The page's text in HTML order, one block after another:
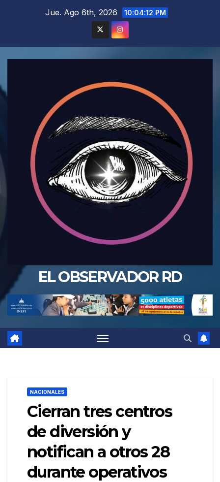
Jue. Ago 6th, 2026 10:04:14 PM
EL OBSERVADOR RD
NACIONALES
Cierran tres centros
de diversión y
notifican a otros 28
durante operativos